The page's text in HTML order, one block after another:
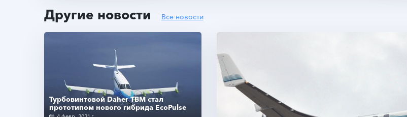
Другие новости Все новости
Турбовинтовой Daher TBM стал
прототипом нового гибрида EcoPulse